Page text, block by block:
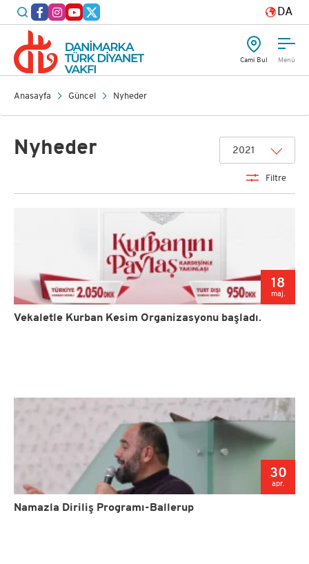
DA
Menü
Cami Bul
Anasayfa Güncel Nyheder
Nyheder 2021
Filtre
18
maj.
Vekaletle Kurban Kesim Organizasyonu başladı.
30
apr.
Namazla Diriliş Programı-Ballerup